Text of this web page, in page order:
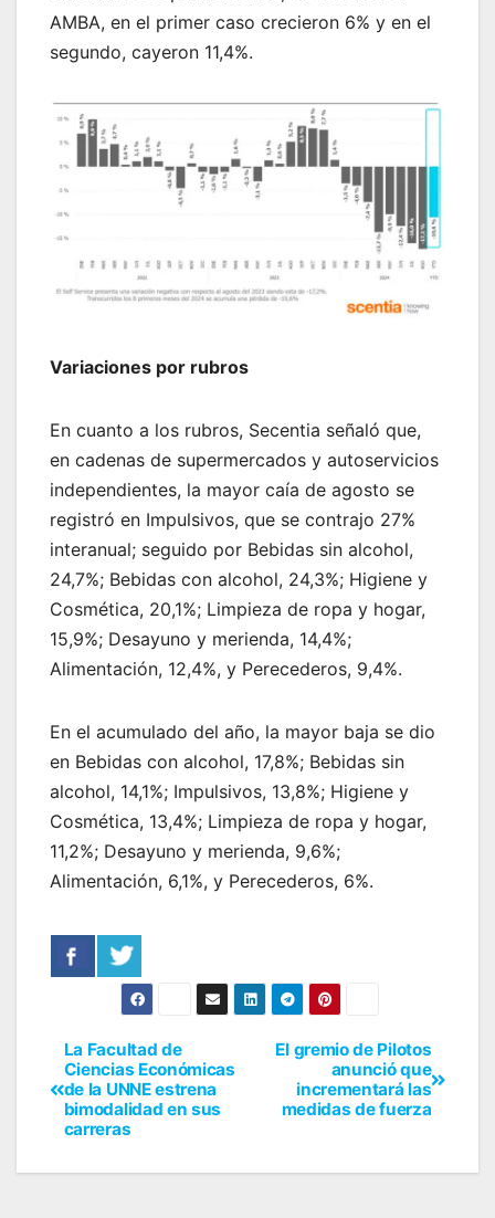
AMBA, en el primer caso crecieron 6% y en el
segundo, cayeron 11,4%.
Variaciones por rubros
En cuanto a los rubros, Secentia señaló que,
en cadenas de supermercados y autoservicios
independientes, la mayor caía de agosto se
registró en Impulsivos, que se contrajo 27%
interanual; seguido por Bebidas sin alcohol,
24,7%; Bebidas con alcohol, 24,3%; Higiene y
Cosmética, 20,1%; Limpieza de ropa y hogar,
15,9%; Desayuno y merienda, 14,4%;
Alimentación, 12,4%, y Perecederos, 9,4%.
En el acumulado del año, la mayor baja se dio
en Bebidas con alcohol, 17,8%; Bebidas sin
alcohol, 14,1%; Impulsivos, 13,8%; Higiene y
Cosmética, 13,4%; Limpieza de ropa y hogar,
11,2%; Desayuno y merienda, 9,6%;
Alimentación, 6,1%, y Perecederos, 6%.
El gremio de Pilotos
anunció que
incrementará las
medidas de fuerza
La Facultad de
Ciencias Económicas
de la UNNE estrena
bimodalidad en sus
carreras